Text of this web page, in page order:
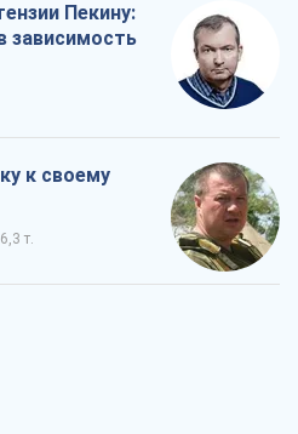
Пекину:
зависимость
к своему
6,3 т.